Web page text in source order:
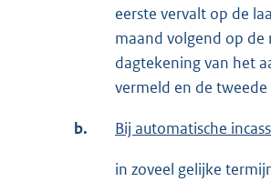
eerste vervalt op de
maand volgend op de
dagtekening van het
vermeld en de
b. Bij automatische
in zoveel gelijke